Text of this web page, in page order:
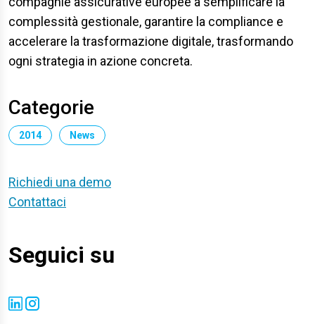
complessità gestionale, garantire la compliance e
accelerare la trasformazione digitale, trasformando
ogni strategia in azione concreta.
Categorie
2014 News
Richiedi una demo
Contattaci
Seguici su